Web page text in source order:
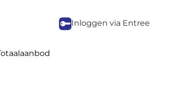
Inloggen via Entree